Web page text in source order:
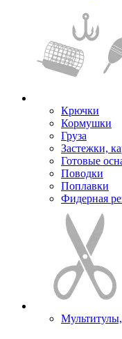
Крючки
Кормушки
Груза
Застежки,
Готовые
Поводки
Поплавки
Фидерная